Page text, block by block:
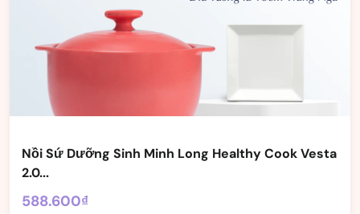
Nồi Sứ Dưỡng Sinh Minh Long Healthy Cook Vesta
2.0...
588.600₫